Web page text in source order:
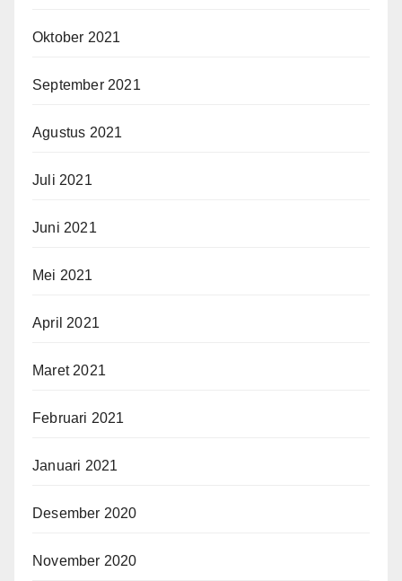
Oktober 2021
September 2021
Agustus 2021
Juli 2021
Juni 2021
Mei 2021
April 2021
Maret 2021
Februari 2021
Januari 2021
Desember 2020
November 2020